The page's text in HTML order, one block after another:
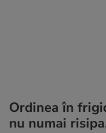
Ordinea în
nu numai